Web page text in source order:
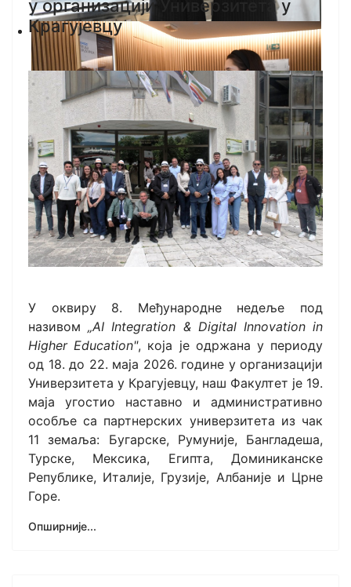
у организацији Универзитета у
Крагујевцу
У оквиру 8. Међународне недеље под
називом„AI Integration & Digital Innovation in
Higher Education", која је одржана у периоду
од 18. до 22. маја 2026. године у организацији
Универзитета у Крагујевцу, наш Факултет је 19.
маја угостио наставно и административно
особље са партнерских универзитета из чак
11 земаља: Бугарске, Румуније, Бангладеша,
Турске, Мексика, Египта, Доминиканске
Републике, Италије, Грузије, Албаније и Црне
Горе.
Опширније...